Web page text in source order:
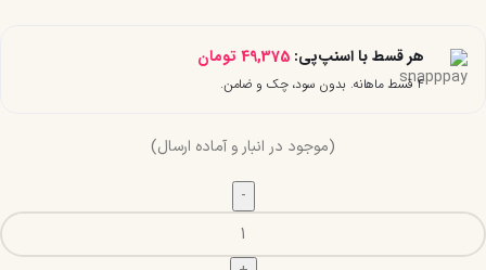
هر قسط با اسنپ‌پی: 49,375 تومان
۴ قسط ماهانه. بدون سود، چک و ضامن.
(موجود در انبار و آماده ارسال)